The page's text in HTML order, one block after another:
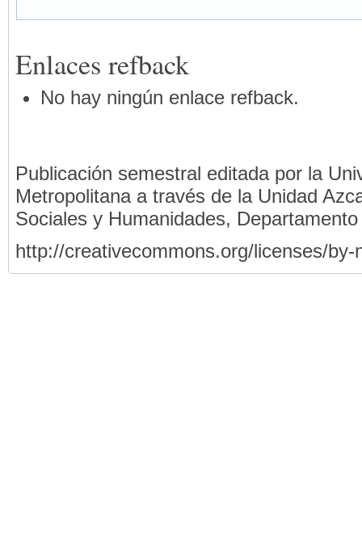
Enlaces refback
No hay ningún enlace refback.
Publicación semestral editada por la
Metropolitana a través de la Unidad
Sociales y Humanidades,
http://creativecommons.org/licenses/by-